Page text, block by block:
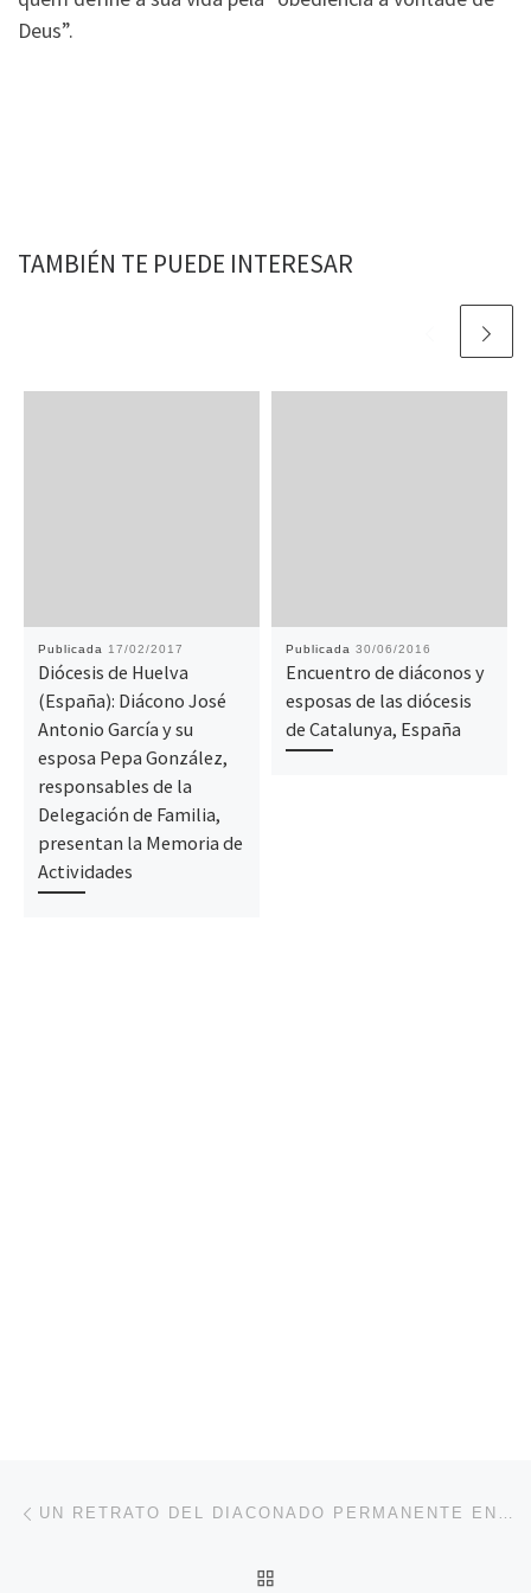
Deus”.
TAMBIÉN TE PUEDE INTERESAR
Publicada 17/02/2017
Diócesis de Huelva
(España): Diácono José
Antonio García y su
esposa Pepa González,
responsables de la
Delegación de Familia,
presentan la Memoria de
Actividades
Publicada 30/06/2016
Encuentro de diáconos y
esposas de las diócesis
de Catalunya, España
Navegación de entradas UN RETRATO DEL DIACONADO PERMANENTE EN EEUU